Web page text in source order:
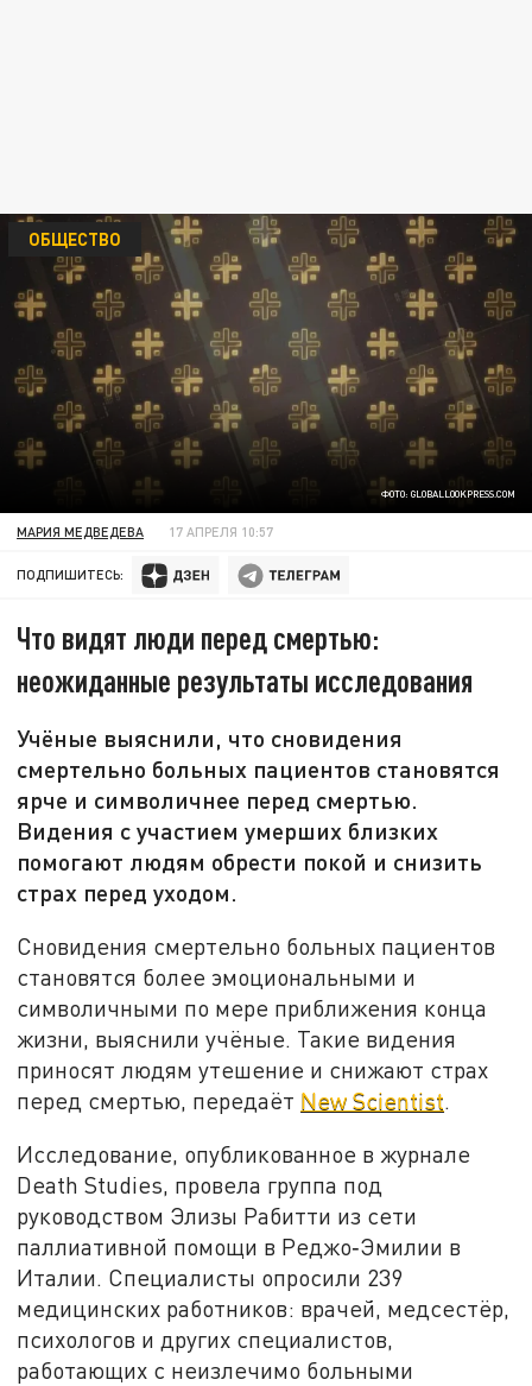
ФОТО: GLOBALLOOKPRESS.COM
ОБЩЕСТВО
МАРИЯ МЕДВЕДЕВА 17 АПРЕЛЯ 10:57
ПОДПИШИТЕСЬ:
Что видят люди перед смертью:
неожиданные результаты исследования
Учёные выяснили, что сновидения
смертельно больных пациентов становятся
ярче и символичнее перед смертью.
Видения с участием умерших близких
помогают людям обрести покой и снизить
страх перед уходом.
Сновидения смертельно больных пациентов
становятся более эмоциональными и
символичными по мере приближения конца
жизни, выяснили учёные. Такие видения
приносят людям утешение и снижают страх
перед смертью, передаёт New Scientist.
Исследование, опубликованное в журнале
Death Studies, провела группа под
руководством Элизы Рабитти из сети
паллиативной помощи в Реджо‑Эмилии в
Италии. Специалисты опросили 239
медицинских работников: врачей, медсестёр,
психологов и других специалистов,
работающих с неизлечимо больными